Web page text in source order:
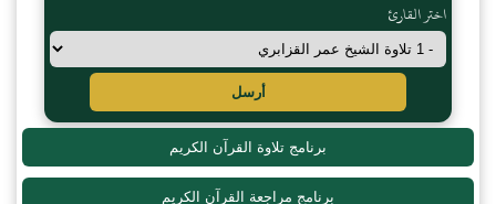
اختر القارئ
أرسل
برنامج تلاوة القرآن الكريم
برنامج مراجعة القرآن الكريم